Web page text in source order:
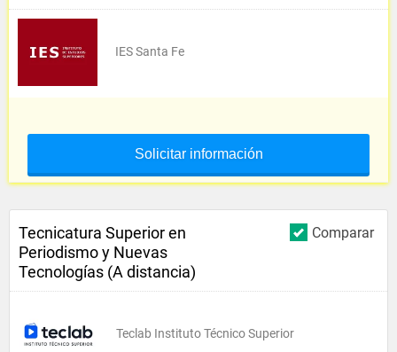
IES Santa Fe
Solicitar información
Comparar
Tecnicatura Superior en
Periodismo y Nuevas
Tecnologías (A distancia)
Teclab Instituto Técnico Superior